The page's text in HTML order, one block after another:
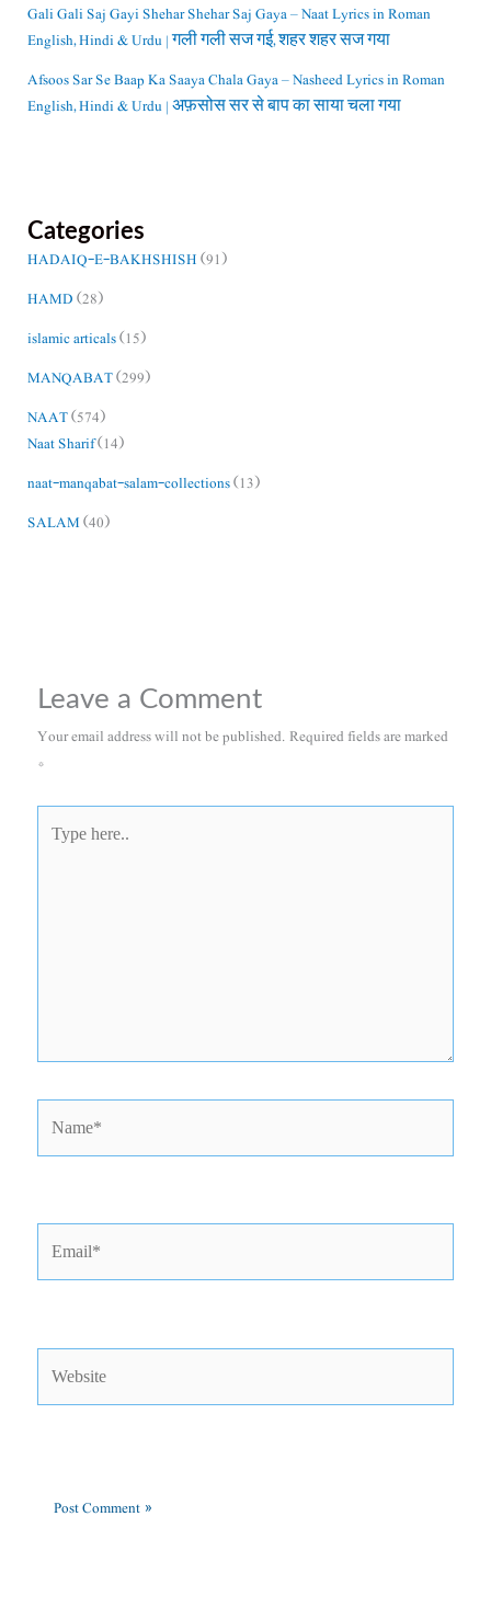
Gali Gali Saj Gayi Shehar Shehar Saj Gaya – Naat Lyrics in Roman
English, Hindi & Urdu | गली गली सज गई, शहर शहर सज गया
Afsoos Sar Se Baap Ka Saaya Chala Gaya – Nasheed Lyrics in Roman
English, Hindi & Urdu | अफ़सोस सर से बाप का साया चला गया
Categories
HADAIQ-E-BAKHSHISH(91)
HAMD(28)
islamic articals(15)
MANQABAT(299)
NAAT(574)
Naat Sharif(14)
naat-manqabat-salam-collections(13)
SALAM(40)
Leave a Comment
Your email address will not be published.Required fields are marked
*
here..